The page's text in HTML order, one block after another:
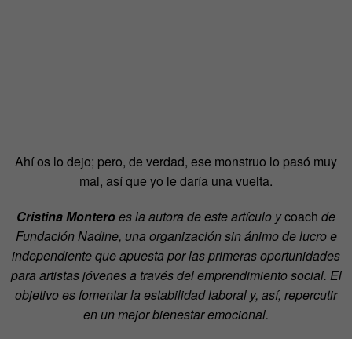
Ahí os lo dejo; pero, de verdad, ese monstruo lo pasó muy
mal, así que yo le daría una vuelta.
Cristina Monteroes la autora de este artículo ycoach de
Fundación Nadine, una organización sin ánimo de lucro e
independiente que apuesta por las primeras oportunidades
para artistas jóvenes a través del emprendimiento social. El
objetivo es fomentar la estabilidad laboral y, así, repercutir
en un mejor bienestar emocional.